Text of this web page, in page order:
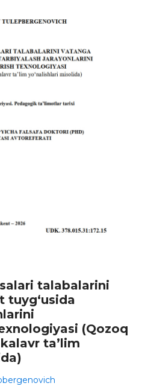
talabalarini
tuyg‘usida
(Qozoq
ta’lim